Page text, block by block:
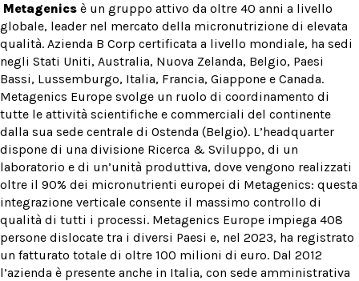
Metagenics è un gruppo attivo da oltre 40 anni a livello
globale, leader nel mercato della micronutrizione di elevata
qualità. Azienda B Corp certificata a livello mondiale, ha sedi
negli Stati Uniti, Australia, Nuova Zelanda, Belgio, Paesi
Bassi, Lussemburgo, Italia, Francia, Giappone e Canada.
Metagenics Europe svolge un ruolo di coordinamento di
tutte le attività scientifiche e commerciali del continente
dalla sua sede centrale di Ostenda (Belgio). L’headquarter
dispone di una divisione Ricerca & Sviluppo, di un
laboratorio e di un’unità produttiva, dove vengono realizzati
oltre il 90% dei micronutrienti europei di Metagenics: questa
integrazione verticale consente il massimo controllo di
qualità di tutti i processi. Metagenics Europe impiega 408
persone dislocate tra i diversi Paesi e, nel 2023, ha registrato
un fatturato totale di oltre 100 milioni di euro. Dal 2012
l’azienda è presente anche in Italia, con sede amministrativa